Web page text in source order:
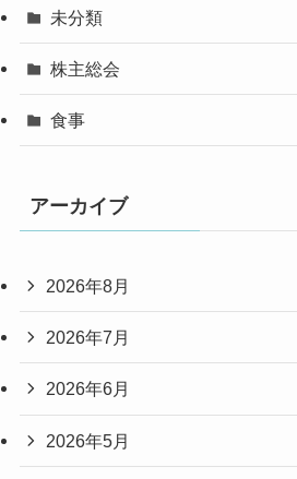
未分類
株主総会
食事
アーカイブ
2026年8月
2026年7月
2026年6月
2026年5月